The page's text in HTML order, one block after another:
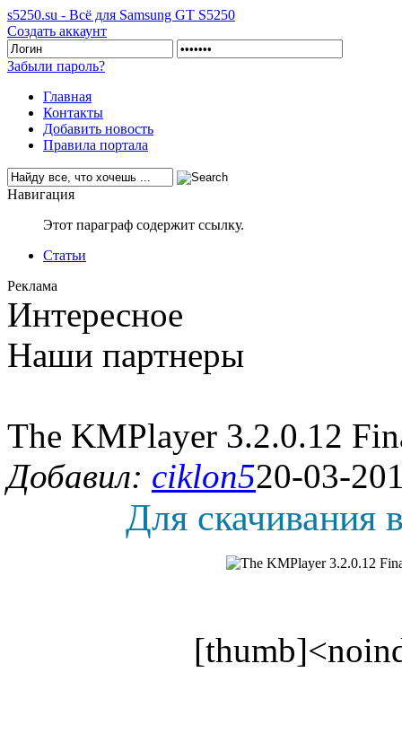
s5250.su - Всё для Samsung GT S5250
Создать аккаунт
Забыли пароль?
Главная
Контакты
Добавить новость
Правила портала
Навигация
Этот параграф содержит ссылку.
Статьи
Реклама
Интересное
Наши партнеры
The KMPlayer 3.2.0.12
Добавил: ciklon520-03-
Для скачивания